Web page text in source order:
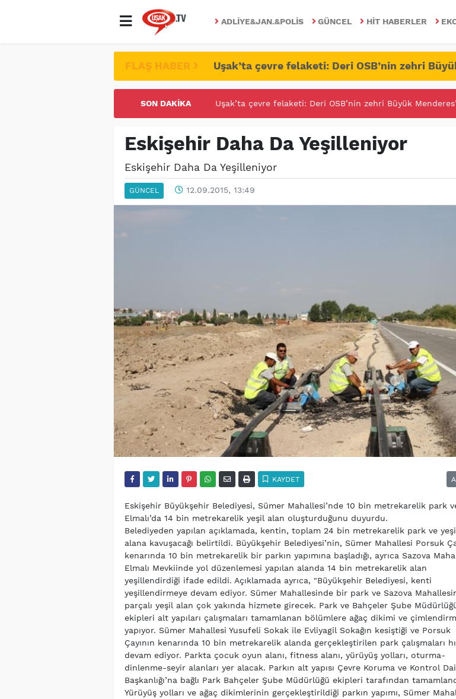
ADLIYE&JAN.&POLIS GÜNCEL HIT HABERLER
FLAŞ HABER Uşak’ta çevre felaketi: Deri OSB’nin zehri
SON DAKIKA UŞAK ÜNİVERİTESİNDE FETÖ/PDY İLE YALANDAN
Eskişehir Daha Da Yeşilleniyor
Eskişehir Daha Da Yeşilleniyor
GÜNCEL 12.09.2015, 13:49
KAYDET A
Eskişehir Büyükşehir Belediyesi, Sümer Mahallesi’nde 10 bin metrekarelik park
Elmalı’da 14 bin metrekarelik yeşil alan oluşturduğunu duyurdu.
Belediyeden yapılan açıklamada, kentin, toplam 24 bin metrekarelik park ve
alana kavuşacağı belirtildi. Büyükşehir Belediyesi’nin, Sümer Mahallesi Porsuk
kenarında 10 bin metrekarelik bir parkın yapımına başladığı, ayrıca Sazova
Elmalı Mevkiinde yol düzenlemesi yapılan alanda 14 bin metrekarelik alan
yeşillendirdiği ifade edildi. Açıklamada ayrıca, "Büyükşehir Belediyesi, kenti
yeşillendirmeye devam ediyor. Sümer Mahallesinde bir park ve Sazova
parçalı yeşil alan çok yakında hizmete girecek. Park ve Bahçeler Şube
ekipleri alt yapıları çalışmaları tamamlanan bölümlere ağaç dikimi ve
yapıyor. Sümer Mahallesi Yusufeli Sokak ile Evliyagil Sokağın kesiştiği ve Porsuk
Çayının kenarında 10 bin metrekarelik alanda gerçekleştirilen park çalışmaları
devam ediyor. Parkta çocuk oyun alanı, fitness alanı, yürüyüş yolları, oturma-
dinlenme-seyir alanları yer alacak. Parkın alt yapısı Çevre Koruma ve Kontrol
Başkanlığı’na bağlı Park Bahçeler Şube Müdürlüğü ekipleri tarafından
Yürüyüş yolları ve ağaç dikimlerinin gerçekleştirildiği parkın yapımı, Sümer